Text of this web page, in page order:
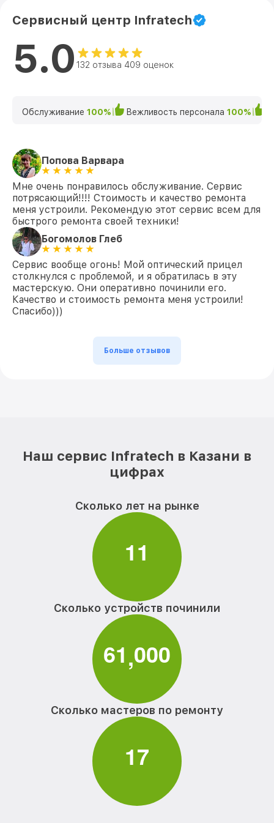
Сервисный центр Infratech
5.0 132 отзыва 409 оценок
Обслуживание 100% Вежливость персонала 100%
Попова Варвара
Мне очень понравилось обслуживание. Сервис
потрясающий!!!! Стоимость и качество ремонта
меня устроили. Рекомендую этот сервис всем для
быстрого ремонта своей техники!
Богомолов Глеб
Сервис вообще огонь! Мой оптический прицел
столкнулся с проблемой, и я обратилась в эту
мастерскую. Они оперативно починили его.
Качество и стоимость ремонта меня устроили!
Спасибо)))
Больше отзывов
Наш сервис Infratech в Казани в
цифрах
Сколько лет на рынке
11
Сколько устройств починили
61,000
Сколько мастеров по ремонту
17